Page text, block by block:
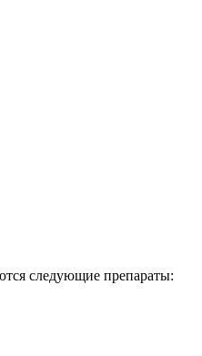
следующие препараты: